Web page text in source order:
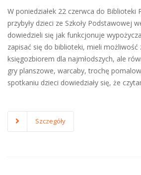
W poniedziałek 22 czerwca do Biblioteki
przybyły dzieci ze Szkoły Podstawowej
dowiedzieli się jak funkcjonuje
zapisać się do biblioteki, mieli możliwość
księgozbiorem dla najmłodszych, ale
gry planszowe, warcaby, trochę
spotkaniu dzieci dowiedziały się, że
Szczegóły